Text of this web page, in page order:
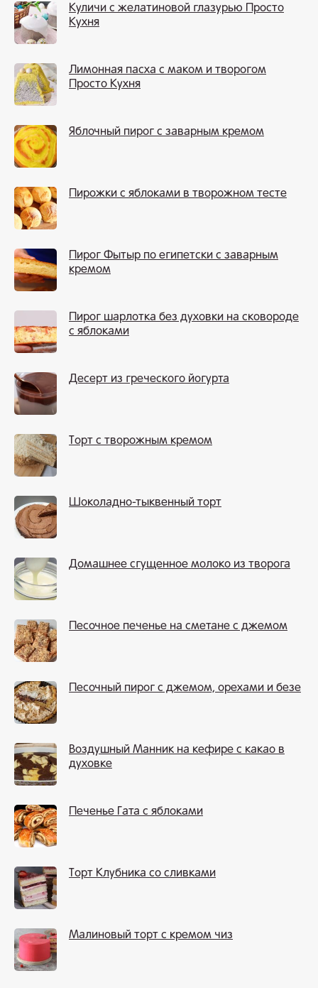
Куличи с желатиновой глазурью Просто
Кухня
Лимонная пасха с маком и творогом
Просто Кухня
Яблочный пирог с заварным кремом
Пирожки с яблоками в творожном тесте
Пирог Фытыр по египетски с заварным
кремом
Пирог шарлотка без духовки на сковороде
с яблоками
Десерт из греческого йогурта
Торт с творожным кремом
Шоколадно-тыквенный торт
Домашнее сгущенное молоко из творога
Песочное печенье на сметане с джемом
Песочный пирог с джемом, орехами и безе
Воздушный Манник на кефире с какао в
духовке
Печенье Гата с яблоками
Торт Клубника со сливками
Малиновый торт с кремом чиз